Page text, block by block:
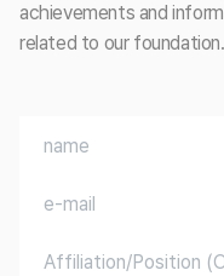
achievements and
related to our foundation.